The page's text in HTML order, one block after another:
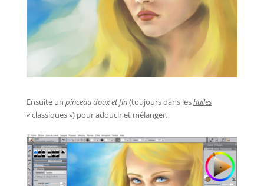
Ensuite un pinceau doux et fin(toujours dans leshuiles
« classiques ») pour adoucir et mélanger.